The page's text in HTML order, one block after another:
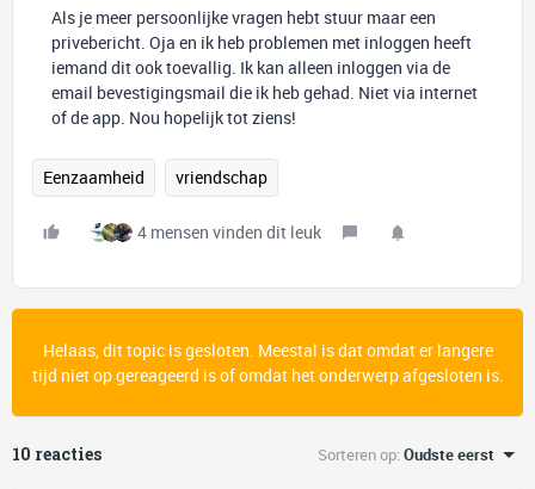
Als je meer persoonlijke vragen hebt stuur maar een
privebericht. Oja en ik heb problemen met inloggen heeft
iemand dit ook toevallig. Ik kan alleen inloggen via de
email bevestigingsmail die ik heb gehad. Niet via internet
of de app. Nou hopelijk tot ziens!
Eenzaamheid vriendschap
4 mensen vinden dit leuk
Helaas, dit topic is gesloten. Meestal is dat omdat er langere
tijd niet op gereageerd is of omdat het onderwerp afgesloten is.
10 reacties Sorteren op:Oudste eerst